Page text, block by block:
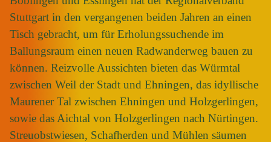
Stuttgart in den vergangenen beiden Jahren an einen
Tisch gebracht, um für Erholungssuchende im
Ballungsraum einen neuen Radwanderweg bauen zu
können. Reizvolle Aussichten bieten das Würmtal
zwischen Weil der Stadt und Ehningen, das idyllische
Maurener Tal zwischen Ehningen und Holzgerlingen,
sowie das Aichtal von Holzgerlingen nach Nürtingen.
Streuobstwiesen, Schafherden und Mühlen säumen